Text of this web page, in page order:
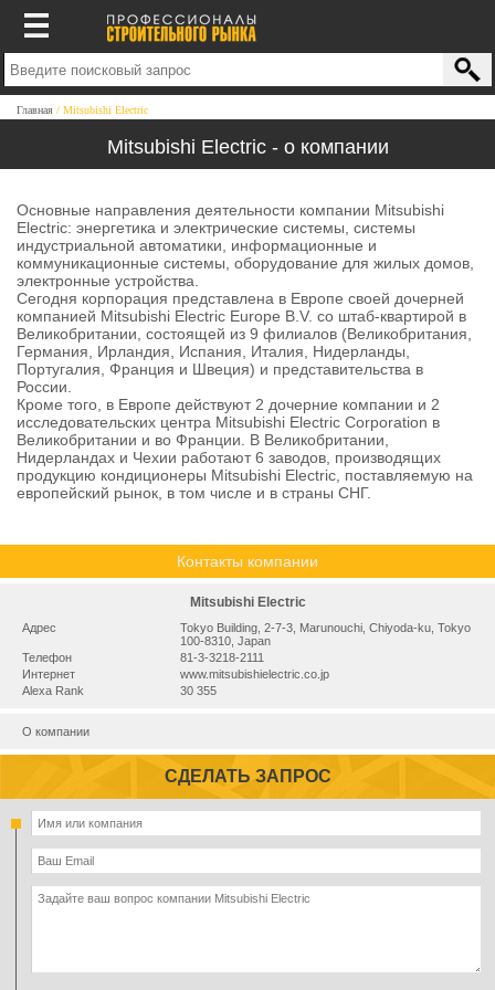
Главная Mitsubishi Electric
Mitsubishi Electric - о компании
Основные направления деятельности компании Mitsubishi
Electric: энергетика и электрические системы, системы
индустриальной автоматики, информационные и
коммуникационные системы, оборудование для жилых домов,
электронные устройства.
Сегодня корпорация представлена в Европе своей дочерней
компанией Mitsubishi Electric Europe B.V. со штаб-квартирой в
Великобритании, состоящей из 9 филиалов (Великобритания,
Германия, Ирландия, Испания, Италия, Нидерланды,
Португалия, Франция и Швеция) и представительства в
России.
Кроме того, в Европе действуют 2 дочерние компании и 2
исследовательских центра Mitsubishi Electric Corporation в
Великобритании и во Франции. В Великобритании,
Нидерландах и Чехии работают 6 заводов, производящих
продукцию кондиционеры Mitsubishi Electric, поставляемую на
европейский рынок, в том числе и в страны СНГ.
Контакты компании
Mitsubishi Electric
Адрес
Tokyo Building, 2-7-3, Marunouchi, Chiyoda-ku, Tokyo
100-8310, Japan
Телефон
81-3-3218-2111
Интернет
www.mitsubishielectric.co.jp
Alexa Rank
30 355
О компании
СДЕЛАТЬ ЗАПРОС